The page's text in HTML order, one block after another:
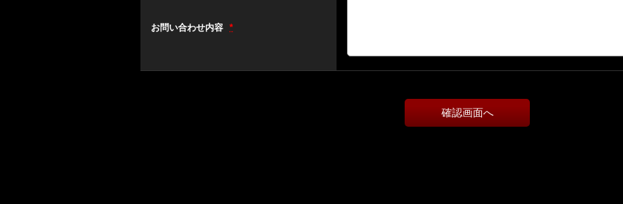
お問い合わせ内容 *